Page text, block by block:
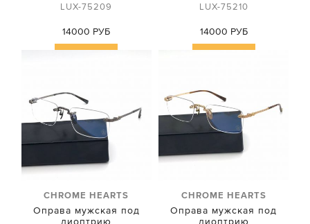
LUX-75209
14000 РУБ
Купить
LUX-75210
14000 РУБ
Купить
CHROME HEARTS
Оправа мужская под
диоптрию
CHROME HEARTS
Оправа мужская под
диоптрию